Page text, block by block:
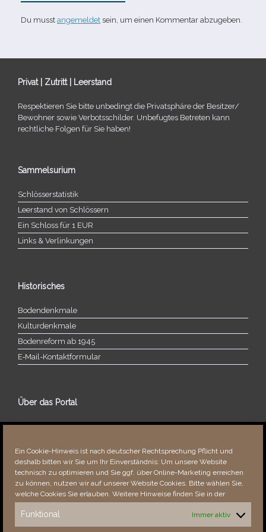
Ein Cookie-Hinweis ist nach deutscher Rechtsprechung Pflicht und
deshalb bitten wir Sie um Ihr Einverständnis: Um unsere Website
technisch zu optimieren und Sie ggf. über Online-Marketing erreichen
zu können, nutzen wir auf unserer Website Cookies. Bitte wählen Sie,
welche Cookies Sie erlauben. Weitere Hinweise finden Sie in der
Funktional Immer aktiv
Du musst angemeldet sein, um einen Kommentar abzugeben.
Privat | Zutritt | Leerstand
Respektieren Sie bitte unbe­dingt die Privatsphäre der Besitzer/​
Bewohner sowie Verbotsschilder. Unbefugtes Betreten kann
recht­li­che Folgen für Sie haben!
Sammelsurium
Schlösserstatistik
Leerstand von Schlössern
Ein Schloss für 1 EUR
Links & Verlinkungen
Historisches
Bodendenkmale
Kulturdenkmale
Bodenreform ab 1945
E‑Mail-​​Kontaktformular
Über das Portal
Über dieses Portal
Fehler bemerkt?
Besucher seit 08/​2021